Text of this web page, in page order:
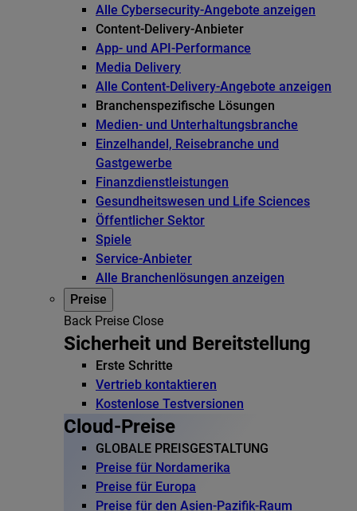
Alle Cybersecurity-Angebote anzeigen
Content-Delivery-Anbieter
App- und API-Performance
Media Delivery
Alle Content-Delivery-Angebote anzeigen
Branchenspezifische Lösungen
Medien- und Unterhaltungsbranche
Einzelhandel, Reisebranche und
Gastgewerbe
Finanzdienstleistungen
Gesundheitswesen und Life Sciences
Öffentlicher Sektor
Spiele
Service-Anbieter
Alle Branchenlösungen anzeigen
Preise
Back Preise Close
Sicherheit und Bereitstellung
Erste Schritte
Vertrieb kontaktieren
Kostenlose Testversionen
Cloud-Preise
GLOBALE PREISGESTALTUNG
Preise für Nordamerika
Preise für Europa
Preise für den Asien-Pazifik-Raum